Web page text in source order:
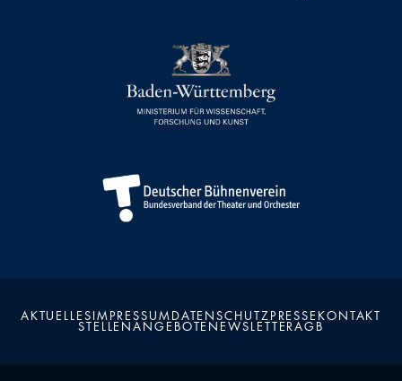
AKTUELLESIMPRESSUMDATENSCHUTZPRESSE KONTAKT
STELLENANGEBOTE NEWSLETTERAGB